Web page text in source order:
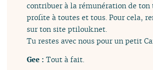
contribuer à la rémunération de
profite à toutes et tous. Pour cela,
sur ton site ptilouk.net.
Tu restes avec nous pour un petit
Gee :Tout à fait.